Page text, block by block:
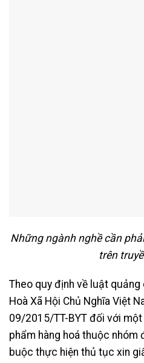
Những ngành nghề cần
trên
Theo quy định về luật
Hoà Xã Hội Chủ Nghĩa Việt
09/2015/TT-BYT đối với một
phẩm hàng hoá thuộc
buộc thực hiện thủ tục xin